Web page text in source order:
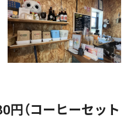
（コーヒーセット